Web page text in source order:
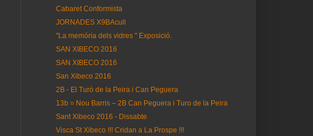
Cabaret Conformista
JORNADES X9BAcull
"La memória dels vidres " Exposició.
SAN XIBECO 2016
SAN XIBECO 2016
San Xibeco 2016
2B - El Turó de la Peira i Can Peguera
13b = Nou Barris – 2B Can Peguera i Turo de la Peira
Sant Xibeco 2016 - Dissabte
Visca St Xibeco !!! Cridan a La Prospe !!!